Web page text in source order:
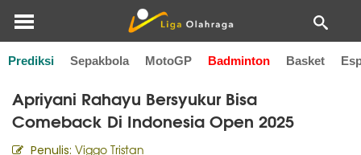
Prediksi Sepakbola MotoGP Badminton Basket
Home Badminton
Apriyani Rahayu Bersyukur Bisa
Comeback Di Indonesia Open 2025
Penulis: Viggo Tristan